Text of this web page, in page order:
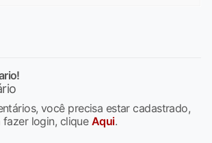
você precisa estar cadastrado,
fazer login, clique Aqui.